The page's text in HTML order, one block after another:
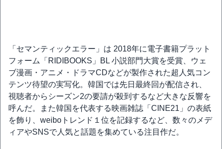
「セマンティックエラー」は 2018年に電子書籍プラット
フォーム「RIDIBOOKS」BL 小説部門大賞を受賞、ウェ
ブ漫画・アニメ・ドラマCDなどが製作された超人気コン
テンツ待望の実写化。韓国では先日最終回が配信され、
視聴者からシーズン2の要請が殺到するなど大きな反響を
呼んだ。また韓国を代表する映画雑誌「CINE21」の表紙
を飾り、weiboトレンド１位を記録するなど、数々のメデ
ィアやSNSで人気と話題を集めている注目作だ。